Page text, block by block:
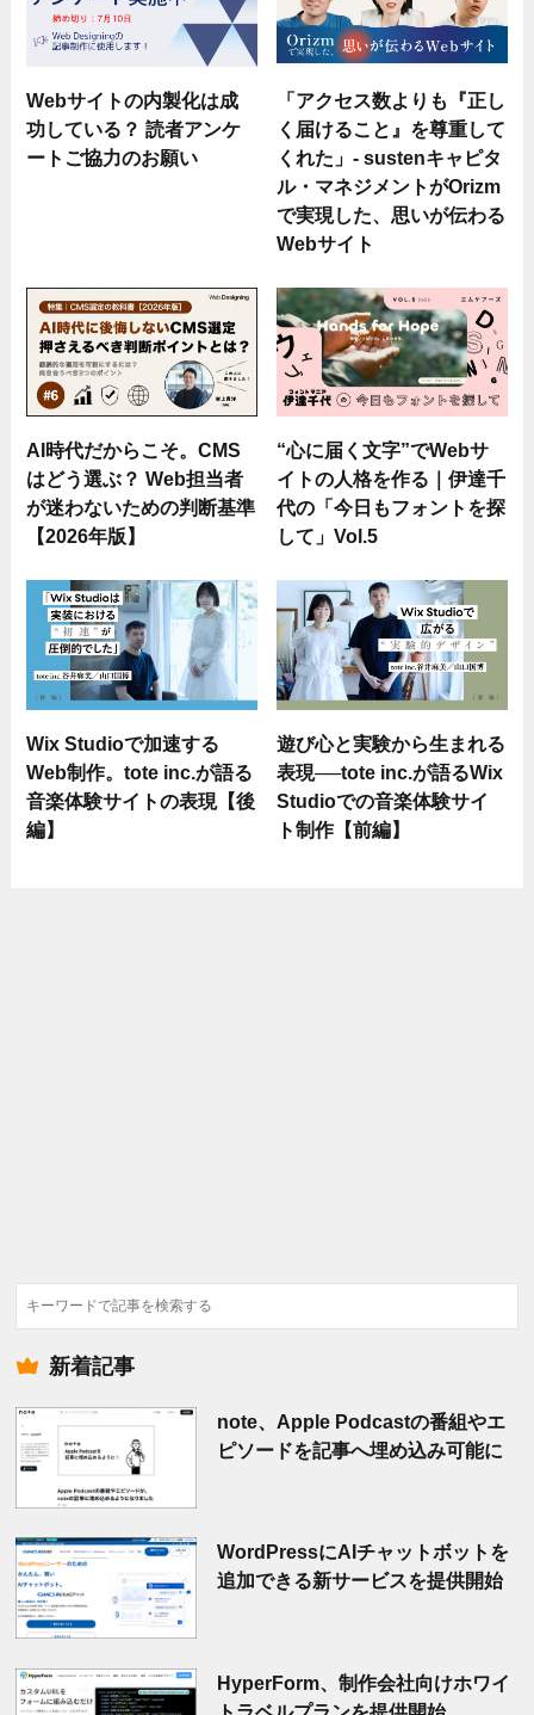
Webサイトの内製化は成
功している？ 読者アンケ
ートご協力のお願い
「アクセス数よりも『正し
く届けること』を尊重して
くれた」- sustenキャピタ
ル・マネジメントがOrizm
で実現した、思いが伝わる
Webサイト
AI時代だからこそ。CMS
はどう選ぶ？ Web担当者
が迷わないための判断基準
【2026年版】
“心に届く文字”でWebサ
イトの人格を作る｜伊達千
代の「今日もフォントを探
して」Vol.5
Wix Studioで加速する
Web制作。tote inc.が語る
音楽体験サイトの表現【後
編】
遊び心と実験から生まれる
表現──tote inc.が語るWix
Studioでの音楽体験サイ
ト制作【前編】
検
索
新着記事
note、Apple Podcastの番組やエ
ピソードを記事へ埋め込み可能に
WordPressにAIチャットボットを
追加できる新サービスを提供開始
HyperForm、制作会社向けホワイ